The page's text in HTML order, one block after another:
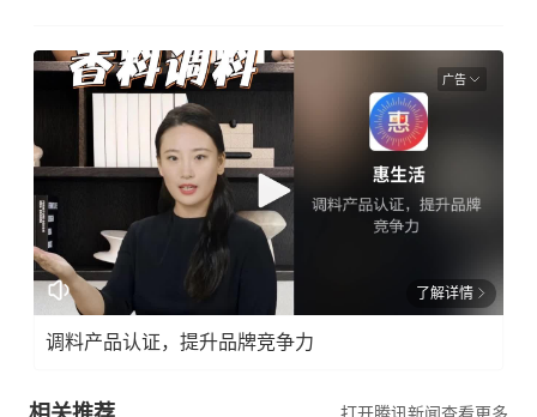
广告
了解详情
调料产品认证，提升品牌竞争力